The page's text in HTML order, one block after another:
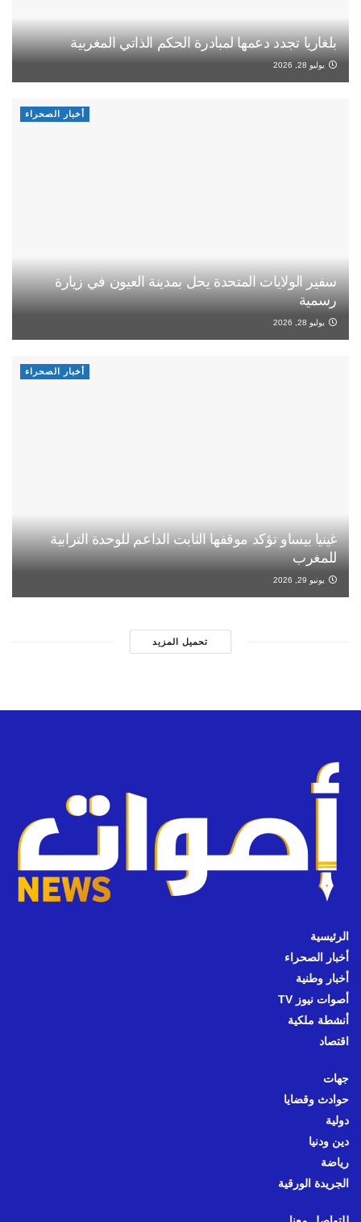
بلغاريا تجدد دعمها لمبادرة الحكم الذاتي المغربية
يوليو 28, 2026
أخبار الصحراء
سفير الولايات المتحدة يحل بمدينة العيون في زيارة
رسمية
يوليو 28, 2026
أخبار الصحراء
غينيا بيساو تؤكد موقفها الثابت الداعم للوحدة الترابية
للمغرب
يونيو 29, 2026
تحميل المزيد
الرئيسية
أخبار الصحراء
أخبار وطنية
أصوات نيوز TV
أنشطة ملكية
اقتصاد
جهات
حوادث وقضايا
دولية
دين ودنيا
رياضة
الجريدة الورقية